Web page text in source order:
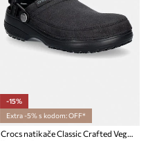
-15%
Extra -5% s kodom: OFF*
Crocs natikače Classic Crafted Vegan Suede Cg